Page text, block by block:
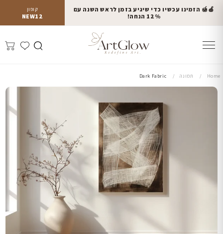
קופון
NEW12
🍎🍯 הזמינו עכשיו כדי שיגיע בזמן לראש השנה עם
12% הנחה!
Home תמונה Dark Fabric